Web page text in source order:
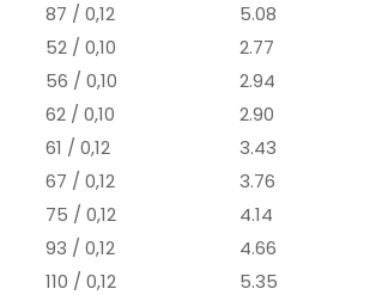
87 / 0,12 5.08
52 / 0,10 2.77
56 / 0,10 2.94
62 / 0,10 2.90
61 / 0,12 3.43
67 / 0,12 3.76
75 / 0,12 4.14
93 / 0,12 4.66
110 / 0,12 5.35